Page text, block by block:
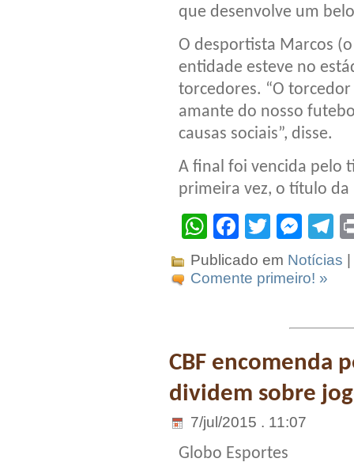
que desenvolve um
O desportista Marcos
entidade esteve no
torcedores. “O
amante do nosso
causas sociais”, disse.
A final foi vencida pelo
primeira vez, o título
WhatsApp
Facebook
Twitter
Publicado em Notícias
Comente primeiro! »
CBF encomenda
dividem sobre
7/jul/2015 . 11:07
Globo Esportes